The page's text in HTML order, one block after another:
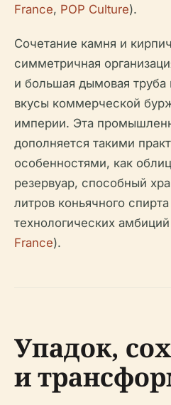
France, POP Culture).
Сочетание камня и
симметричная
и большая дымовая труба
вкусы коммерческой
империи. Эта
дополняется такими
особенностями, как
резервуар, способный
литров коньячного
технологических
France).
Упадок,
и